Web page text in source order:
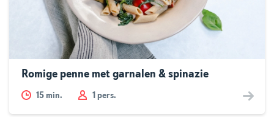
Romige penne met garnalen & spinazie
15 min. 1 pers.